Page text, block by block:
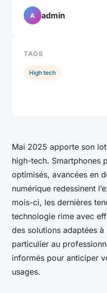
Mai 2025 apporte son
high-tech. Smartphones
optimisés, avancées en
numérique redessinent
mois-ci, les dernières
technologie rime avec
des solutions adaptées
particulier au
informés pour anticiper
usages.
A admin
TAGS
High tech